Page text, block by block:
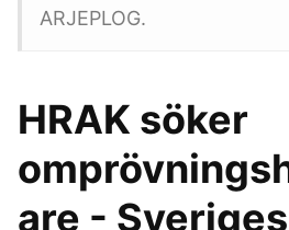
ARJEPLOG.
HRAK söker
are -